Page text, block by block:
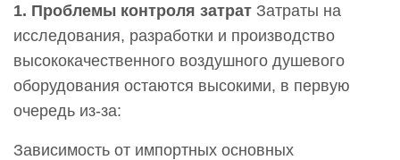
1. Проблемы контроля затрат Затраты на
исследования, разработки и производство
высококачественного воздушного душевого
оборудования остаются высокими, в первую
очередь из-за:
Зависимость от импортных основных